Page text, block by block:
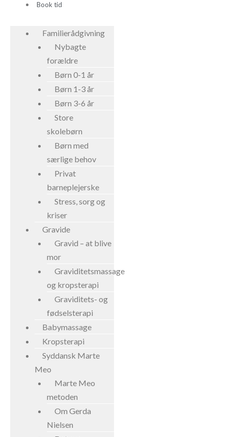
Book tid
Familierådgivning
Nybagte
forældre
Børn 0-1 år
Børn 1-3 år
Børn 3-6 år
Store
skolebørn
Børn med
særlige behov
Privat
barneplejerske
Stress, sorg og
kriser
Gravide
Gravid – at blive
mor
Graviditetsmassage
og kropsterapi
Graviditets- og
fødselsterapi
Babymassage
Kropsterapi
Syddansk Marte
Meo
Marte Meo
metoden
Om Gerda
Nielsen